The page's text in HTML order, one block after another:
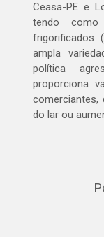
Ceasa-PE e
tendo
frigorificados
ampla
política
proporciona
comerciantes,
do lar ou